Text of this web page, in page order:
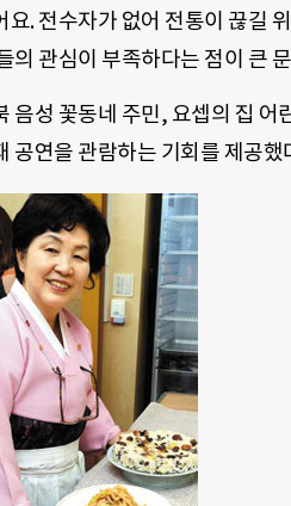
요. 전수자가 없어 전통이 끊길
의 관심이 부족하다는 점이 큰
음성 꽃동네 주민, 요셉의 집
공연을 관람하는 기회를 제공